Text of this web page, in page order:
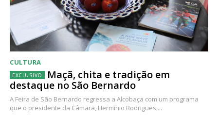
CULTURA
Maçã, chita e tradição em
destaque no São Bernardo
A Feira de São Bernardo regressa a Alcobaça com um programa
que o presidente da Câmara, Hermínio Rodrigues,...